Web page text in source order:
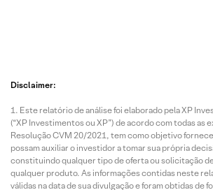
Disclaimer:
Este relatório de análise foi elaborado pela XP
(“XP Investimentos ou XP”) de acordo com todas as
Resolução CVM 20/2021, tem como objetivo
possam auxiliar o investidor a tomar sua própria
constituindo qualquer tipo de oferta ou solicitação
qualquer produto. As informações contidas neste
válidas na data de sua divulgação e foram obtidas de